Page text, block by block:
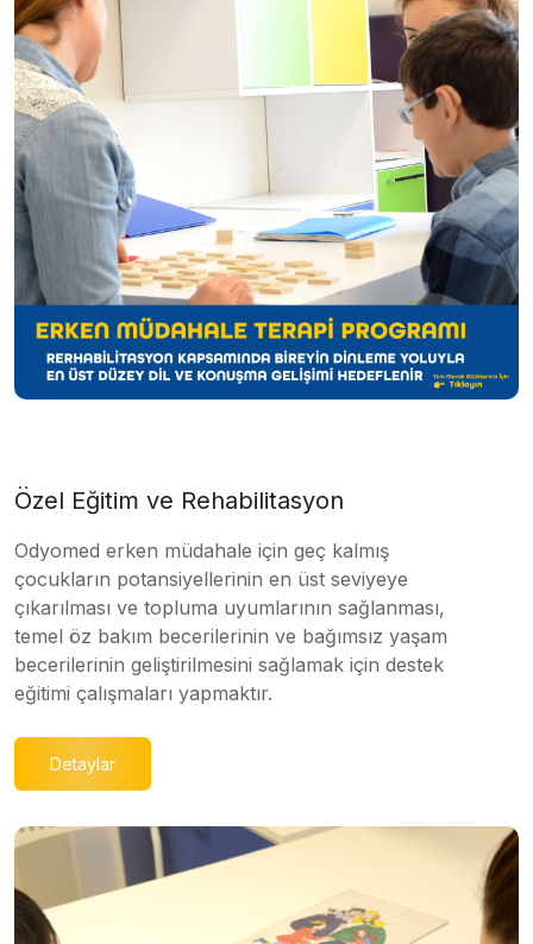
Özel Eğitim ve Rehabilitasyon
Odyomed erken müdahale için geç kalmış
çocukların potansiyellerinin en üst seviyeye
çıkarılması ve topluma uyumlarının sağlanması,
temel öz bakım becerilerinin ve bağımsız yaşam
becerilerinin geliştirilmesini sağlamak için destek
eğitimi çalışmaları yapmaktır.
Detaylar